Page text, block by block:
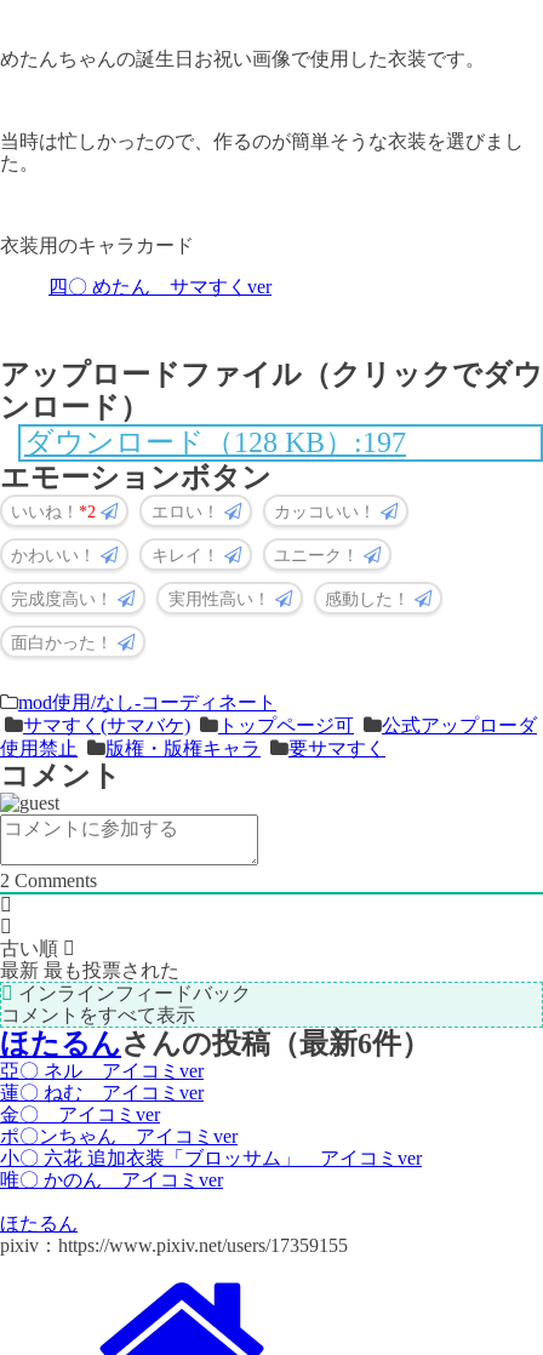
めたんちゃんの誕生日お祝い画像で使用した衣装です。
当時は忙しかったので、作るのが簡単そうな衣装を選びまし
た。
衣装用のキャラカード
四〇 めたん サマすくver
アップロードファイル（クリックでダウ
ンロード）
ダウンロード（128 KB）:197
エモーションボタン
いいね！ 2 エロい！ カッコいい！
かわいい！ キレイ！ ユニーク！
完成度高い！ 実用性高い！ 感動した！
面白かった！
＜
次
の
記
事
前
の
記
事
＞
mod使用/なし-コーディネート
サマすく(サマバケ)
トップページ可
公式アップローダ
使用禁止
版権・版権キャラ 要サマすく
コメント
2 Comments
古い順
最新 最も投票された
インラインフィードバック
コメントをすべて表示
ほたるんさんの投稿（最新6件）
亞〇 ネル アイコミver
蓮〇 ねむ アイコミver
金〇 アイコミver
ポ〇ンちゃん アイコミver
小〇 六花 追加衣装「ブロッサム」 アイコミver
唯〇 かのん アイコミver
ほたるん
pixiv：https://www.pixiv.net/users/17359155